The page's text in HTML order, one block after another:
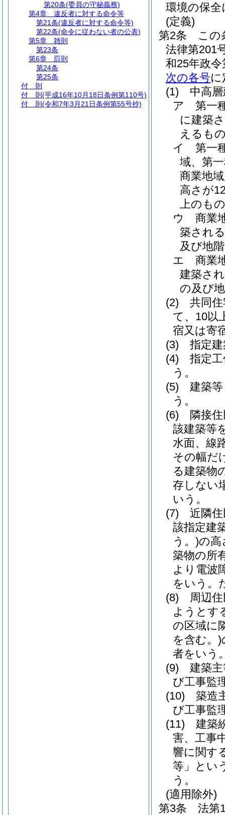
環境の保
(定義)
第2条
この
法律第201
和25年政
次の各号
(1)
中高
ア
第一
に建築
えるも
イ
第一
域、第
商業地
高さが
上のもの
ウ
商業
築され
及び地
エ
商業
建築さ
の及び
(2)
共同
て、10以
宿又は寄
(3)
指定
(4)
指定
う。
(5)
建築
う。
(6)
隣接
該建築等
水面、線
その幅だ
る建築物
存しない
いう。
(7)
近隣
該指定建
う。)の高
築物の所
より電波
をいう。
(8)
周辺
ようとす
の区域に
を含む。)
者をいう
(9)
建築
び工事監
(10)
築造
び工事監
(11)
建築
害、工事
響に関す
等」とい
う。
(適用除外)
第3条
法第
第20条(委員の守秘義務)
第4章
違反者に対する命令等
第21条(違反者に対する命令等)
第22条(命令に従わない者の公表)
第5章
雑則
第23条
第6章
罰則
第24条
第25条
付 則
付 則 (平成16年10月18日条例第110号)
付 則 (令和7年3月21日条例第55号抄)